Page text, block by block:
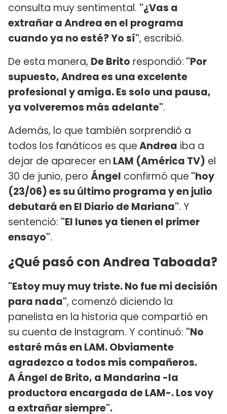
consulta muy sentimental. "¿Vas a
extrañar a Andrea en el programa
cuando ya no esté? Yo sí", escribió.
De esta manera, De Brito respondió: "Por
supuesto, Andrea es una excelente
profesional y amiga. Es solo una pausa,
ya volveremos más adelante".
Además, lo que también sorprendió a
todos los fanáticos es queAndrea iba a
dejar de aparecer en LAM (América TV) el
30 de junio, pero Ángel confirmó que "hoy
(23/06) es su último programa y en julio
debutará en El Diario de Mariana". Y
sentenció: "El lunes ya tienen el primer
ensayo".
¿Qué pasó con Andrea Taboada?
"Estoy muy muy triste. No fue mi decisión
para nada", comenzó diciendo la
panelista en la historia que compartió en
su cuenta de Instagram. Y continuó: "No
estaré más en LAM. Obviamente
agradezco a todos mis compañeros.
A Ángel de Brito, a Mandarina -la
productora encargada de LAM-. Los voy
a extrañar siempre".